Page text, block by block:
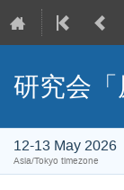
研究会
12-13 May 2026
Asia/Tokyo timezone